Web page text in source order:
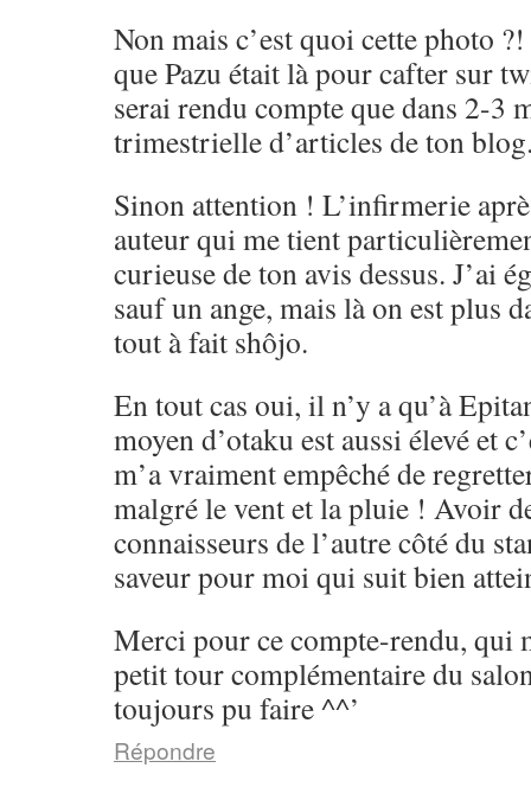
Non mais c’est quoi cette photo
que Pazu était là pour cafter sur
serai rendu compte que dans 2-3
trimestrielle d’articles de ton
Sinon attention ! L’infirmerie
auteur qui me tient
curieuse de ton avis dessus. J’ai
sauf un ange, mais là on est plus
tout à fait shôjo.
En tout cas oui, il n’y a qu’à
moyen d’otaku est aussi élevé et
m’a vraiment empêché de
malgré le vent et la pluie ! Avoir
connaisseurs de l’autre côté du
saveur pour moi qui suit bien
Merci pour ce compte-rendu, qui
petit tour complémentaire du
toujours pu faire ^^’
Répondre